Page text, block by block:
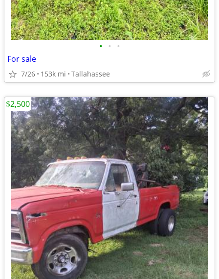
• • •
For sale
7/26 153k mi Tallahassee
$2,500